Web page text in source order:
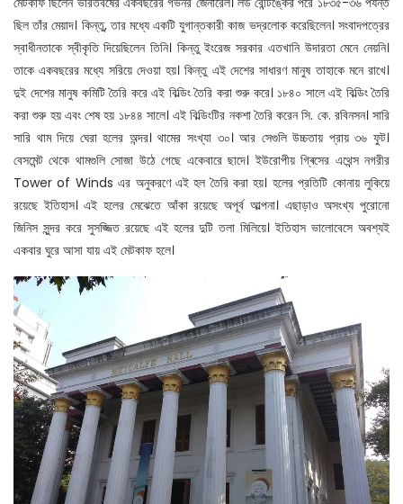
ছিল তাঁর মেয়াদ। কিন্তু, তার মধ্যে একটি যুগান্তকারী কাজ ভদ্রলোক করেছিলেন। সংবাদপত্রের
স্বাধীনতাকে স্বীকৃতি দিয়েছিলেন তিনি। কিন্তু ইংরেজ সরকার এতখানি উদারতা মেনে নেয়নি।
তাকে একবছরের মধ্যে সরিয়ে দেওয়া হয়। কিন্তু এই দেশের সাধারণ মানুষ তাহাকে মনে রাখে।
দুই দেশের মানুষ কমিটি তৈরি করে এই বিল্ডিং তৈরি করা শুরু করে। ১৮৪০ সালে এই বিল্ডিং তৈরি
করা শুরু হয় এবং শেষ হয় ১৮৪৪ সালে। এই বিল্ডিংটির নকশা তৈরি করেন সি. কে. রবিনসন। সারি
সারি থাম দিয়ে ঘেরা হলের অন্দর। থামের সংখ্যা ৩০। আর সেগুলি উচ্চতায় প্রায় ৩৬ ফুট।
বেসমেন্ট থেকে থামগুলি সোজা উঠে গেছে একেবারে ছাদে। ইউরোপীয় গ্ৰিসের এথেন্স নগরীর
Tower of Winds এর অনুকরণে এই হল তৈরি করা হয়। হলের প্রতিটি কোনায় লুকিয়ে
রয়েছে ইতিহাস। এই হলের মেঝেতে আঁকা রয়েছে অপূর্ব আল্পনা। এছাড়াও অসংখ্য পুরোনো
জিনিস সুন্দর করে সুসজ্জিত রয়েছে এই হলের দুটি তলা মিলিয়ে। ইতিহাস ভালোবেসে অবশ্যই
একবার ঘুরে আসা যায় এই মেটকাফ হলে।